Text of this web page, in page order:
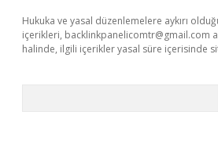
Hukuka ve yasal düzenlemelere aykırı
içerikleri, backlinkpanelicomtr@gmail.com
halinde, ilgili içerikler yasal süre içerisinde